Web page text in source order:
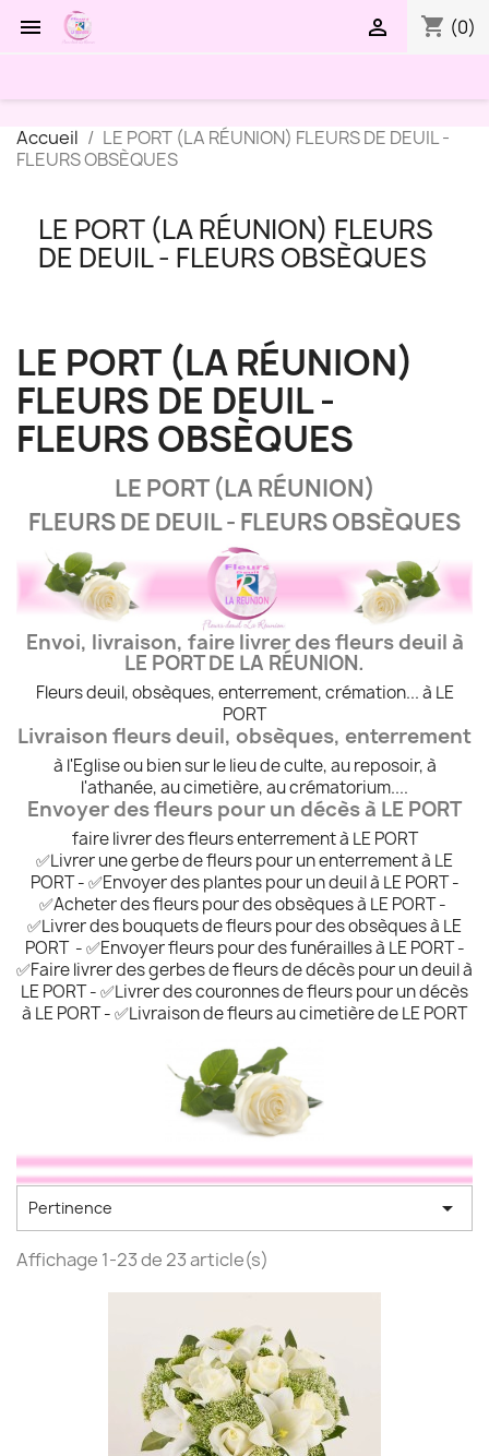
 shopping_cart (0)

Accueil
LE PORT (LA RÉUNION) FLEURS DE DEUIL -
FLEURS OBSÈQUES
LE PORT (LA RÉUNION) FLEURS
DE DEUIL - FLEURS OBSÈQUES
LE PORT (LA RÉUNION)
FLEURS DE DEUIL -
FLEURS OBSÈQUES
LE PORT (LA RÉUNION)
FLEURS DE DEUIL - FLEURS OBSÈQUES
Envoi, livraison, faire livrer des fleurs deuil à
LE PORT DE LA RÉUNION.
Fleurs deuil, obsèques, enterrement, crémation... à LE
PORT
Livraison fleurs deuil, obsèques, enterrement
à l'Eglise ou bien sur le lieu de culte, au reposoir, à
l'athanée, au cimetière, au crématorium....
Envoyer des fleurs pour un décès à LE PORT
faire livrer des fleurs enterrement à LE PORT
✅Livrer une gerbe de fleurs pour un enterrement à LE
PORT - ✅Envoyer des plantes pour un deuil à LE PORT -
✅Acheter des fleurs pour des obsèques à LE PORT -
✅Livrer des bouquets de fleurs pour des obsèques à LE
PORT - ✅Envoyer fleurs pour des funérailles à LE PORT -
✅Faire livrer des gerbes de fleurs de décès pour un deuil à
LE PORT - ✅Livrer des couronnes de fleurs pour un décès
à LE PORT - ✅Livraison de fleurs au cimetière de LE PORT
Pertinence 
Affichage 1-23 de 23 article(s)